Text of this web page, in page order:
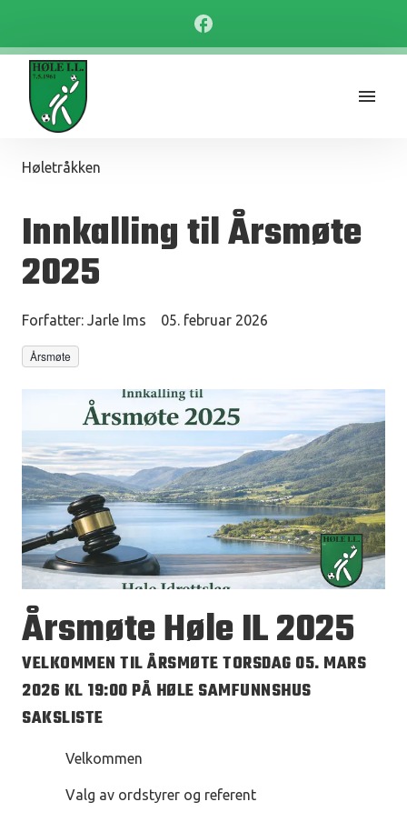
Høletråkken
Innkalling til Årsmøte
2025
Forfatter: Jarle Ims 05. februar 2026
Årsmøte
Årsmøte Høle IL 2025
VELKOMMEN TIL ÅRSMØTE TORSDAG 05. MARS
2026 KL 19:00 PÅ HØLE SAMFUNNSHUS
SAKSLISTE
Velkommen
Valg av ordstyrer og referent